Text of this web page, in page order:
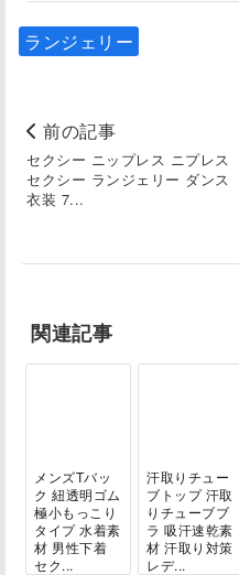
ランジェリー
前の記事
セクシー ニップレス ニプレス
セクシー ランジェリー ダンス
衣装 7...
関連記事
メンズTバッ
ク 紐透明ゴム
極小もっこり
タイプ 水着素
材 男性下着
セク...
汗取りチュー
ブトップ 汗取
りチューブブ
ラ 吸汗速乾素
材 汗取り対策
レデ...